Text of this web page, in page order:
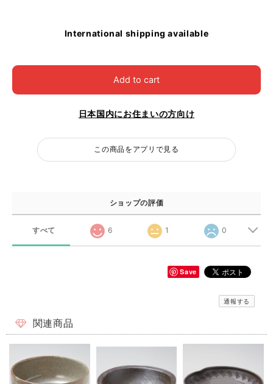
International shipping available
Add to cart
日本国内にお住まいの方向け
この商品をアプリで見る
ショップの評価
すべて 6 1 0
Save
通報する
関連商品